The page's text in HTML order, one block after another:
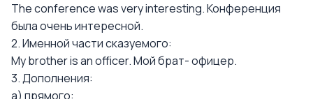
The conference was very interesting. Конференция
была очень интересной.
2. Именной части сказуемого:
My brother is an officer. Мой брат- офицер.
3. Дополнения:
а) прямого: